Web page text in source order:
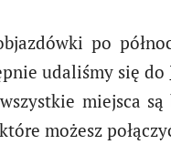
po
udaliśmy się do
miejsca
możesz